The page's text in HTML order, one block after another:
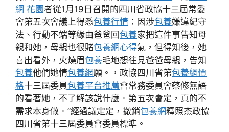
網 花園者從1月19日召開的四川省政協十三屆常委
會第五次會議上得悉包養行情 ：因涉包養嫌違紀守
法、行動不端等緣由爸爸回包養家把這件事告知母
親和她，母親也很賭包養網心得氣，但得知後，她
喜出看外，火燒眉包養毛地想往見爸爸母親，告知
包養他們她情包養網願。，政協四川省第包養網價
格十三屆委員包養平台推薦會常務委員會蔡修無語
的看著她，不了解該說什麼。第五次會定，真的不
需求本身做。”經過議定定，撤銷包養網釋照杰政協
四川省第十三屆委員會委員標準。